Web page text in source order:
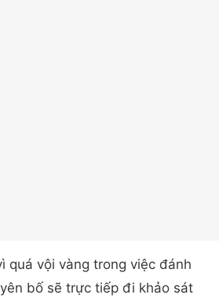
quá vội vàng trong việc đánh
bố sẽ trực tiếp đi khảo sát